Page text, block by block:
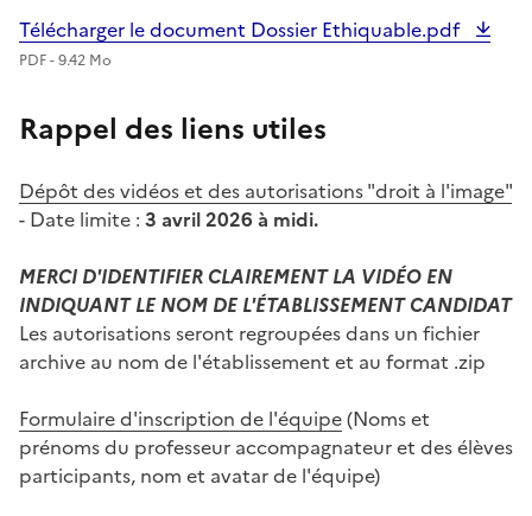
Télécharger le document Dossier Ethiquable.pdf
PDF - 9.42 Mo
Rappel des liens utiles
Dépôt des vidéos et des autorisations "droit à l'image"
- Date limite : 3 avril 2026 à midi.
MERCI D'IDENTIFIER CLAIREMENT LA VIDÉO EN
INDIQUANT LE NOM DE L'ÉTABLISSEMENT CANDIDAT
Les autorisations seront regroupées dans un fichier
archive au nom de l'établissement et au format .zip
Formulaire d'inscription de l'équipe(Noms et
prénoms du professeur accompagnateur et des élèves
participants, nom et avatar de l'équipe)